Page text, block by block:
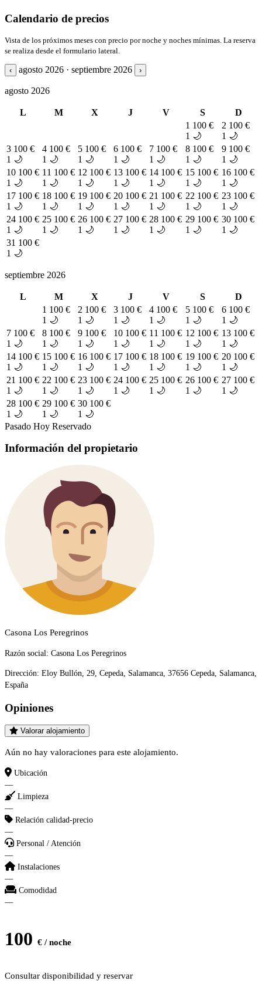
Calendario de precios
Vista de los próximos meses con precio por noche y noches mínimas. La reserva
se realiza desde el formulario lateral.
‹ agosto 2026 · septiembre 2026 ›
agosto 2026
L M X J V S
D
1 100 €
1 🌙
2 100 €
1 🌙
3 100 €
1 🌙
4 100 €
1 🌙
5 100 €
1 🌙
6 100 €
1 🌙
7 100 €
1 🌙
8 100 €
1 🌙
9 100 €
1 🌙
10 100 €
1 🌙
11 100 €
1 🌙
12 100 €
1 🌙
13 100 €
1 🌙
14 100 €
1 🌙
15 100 €
1 🌙
16 100 €
1 🌙
17 100 €
1 🌙
18 100 €
1 🌙
19 100 €
1 🌙
20 100 €
1 🌙
21 100 €
1 🌙
22 100 €
1 🌙
23 100 €
1 🌙
24 100 €
1 🌙
25 100 €
1 🌙
26 100 €
1 🌙
27 100 €
1 🌙
28 100 €
1 🌙
29 100 €
1 🌙
30 100 €
1 🌙
31 100 €
1 🌙
septiembre 2026
L M X J V S
D
1 100 €
1 🌙
2 100 €
1 🌙
3 100 €
1 🌙
4 100 €
1 🌙
5 100 €
1 🌙
6 100 €
1 🌙
7 100 €
1 🌙
8 100 €
1 🌙
9 100 €
1 🌙
10 100 €
1 🌙
11 100 €
1 🌙
12 100 €
1 🌙
13 100 €
1 🌙
14 100 €
1 🌙
15 100 €
1 🌙
16 100 €
1 🌙
17 100 €
1 🌙
18 100 €
1 🌙
19 100 €
1 🌙
20 100 €
1 🌙
21 100 €
1 🌙
22 100 €
1 🌙
23 100 €
1 🌙
24 100 €
1 🌙
25 100 €
1 🌙
26 100 €
1 🌙
27 100 €
1 🌙
28 100 €
1 🌙
29 100 €
1 🌙
30 100 €
1 🌙
Pasado Hoy Reservado
Información del propietario
Casona Los Peregrinos
Razón social: Casona Los Peregrinos
Dirección: Eloy Bullón, 29, Cepeda, Salamanca, 37656 Cepeda, Salamanca,
España
Opiniones
Valorar alojamiento
Aún no hay valoraciones para este alojamiento.
Ubicación
—
Limpieza
—
Relación calidad-precio
—
Personal / Atención
—
Instalaciones
—
Comodidad
—
100 € / noche
Consultar disponibilidad y reservar